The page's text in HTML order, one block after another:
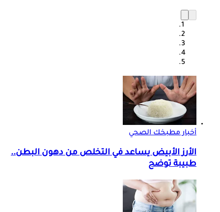
أخبار مطبخك الصحي
الأرز الأبيض يساعد في التخلص من دهون البطن..
طبيبة توضح